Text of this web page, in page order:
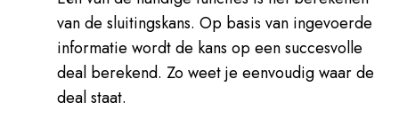
van de sluitingskans. Op basis van ingevoerde
informatie wordt de kans op een succesvolle
deal berekend. Zo weet je eenvoudig waar de
deal staat.